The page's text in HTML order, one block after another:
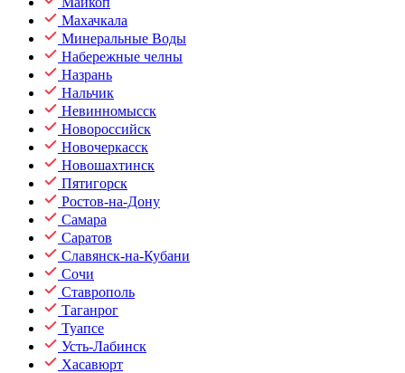
Махачкала
Минеральные Воды
Набережные челны
Назрань
Нальчик
Невинномысск
Новороссийск
Новочеркасск
Новошахтинск
Пятигорск
Ростов-на-Дону
Самара
Саратов
Славянск-на-Кубани
Сочи
Ставрополь
Таганрог
Туапсе
Усть-Лабинск
Хасавюрт